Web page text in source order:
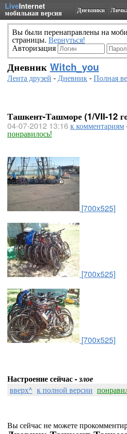
LiveInternet
мобильная версия Дневники
Вы были перенаправлены на
страницы. Вернуться!
Авторизация
Дневник Witch_you
Лента друзей -Дневник-Полная
Ташкент-Ташморе (1/VII-12
04-07-2012 13:16 к комментариям
понравилось!
[700x525]
[700x525]
[700x525]
Настроение сейчас -злое
вверх^ к полной версии
Вы сейчас не можете